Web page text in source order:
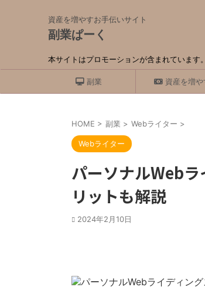
資産を増やすお手伝いサイト
副業ぱーく
本サイトはプロモーションが含まれています。
副業 資産を増や
HOME > 副業 > Webライター >
Webライター
パーソナルWeb
リットも解説
2024年2月10日